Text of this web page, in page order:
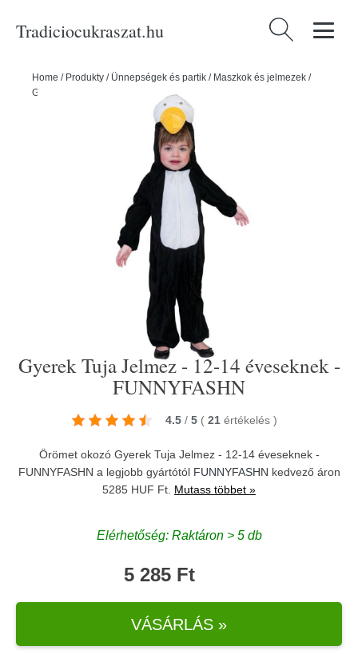
Tradiciocukraszat.hu Keresés:
Home / Produkty / Ünnepségek és partik / Maszkok és jelmezek /
Gyerek Tuja Jelmez - 12-14 éveseknek - FUNNYFASHN
Gyerek Tuja Jelmez - 12-14 éveseknek -
FUNNYFASHN
4.5 / 5 ( 21 értékelés )
Örömet okozó Gyerek Tuja Jelmez - 12-14 éveseknek -
FUNNYFASHN a legjobb gyártótól FUNNYFASHN kedvező áron
5285 HUF Ft. Mutass többet »
Elérhetőség: Raktáron > 5 db
5 285 Ft
VÁSÁRLÁS »